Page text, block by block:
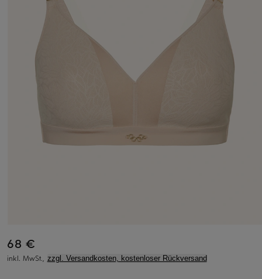
68 €
inkl. MwSt., zzgl. Versandkosten, kostenloser Rückversand